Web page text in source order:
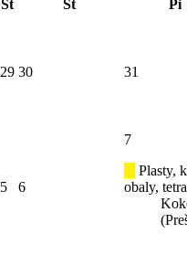
St Št
Pi
29 30 31
5 6
7
Plasty,
obaly,